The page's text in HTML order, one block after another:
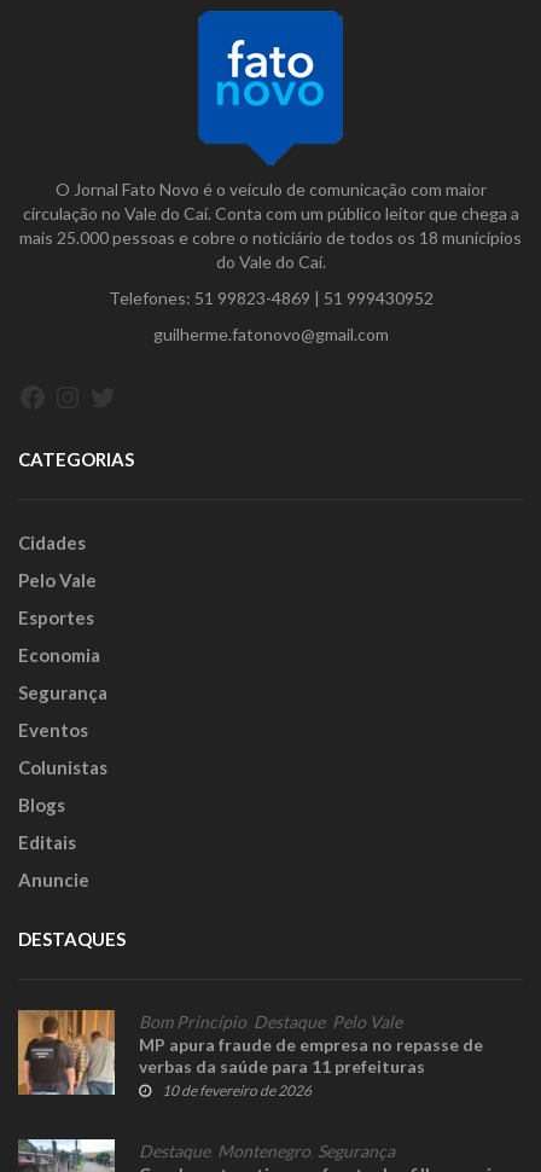
O Jornal Fato Novo é o veículo de comunicação com maior
circulação no Vale do Caí. Conta com um público leitor que chega a
mais 25.000 pessoas e cobre o noticiário de todos os 18 municípios
do Vale do Caí.
Telefones: 51 99823-4869 | 51 999430952
guilherme.fatonovo@gmail.com
CATEGORIAS
Cidades
Pelo Vale
Esportes
Economia
Segurança
Eventos
Colunistas
Blogs
Editais
Anuncie
DESTAQUES
Bom Princípio Destaque, Pelo Vale
MP apura fraude de empresa no repasse de
verbas da saúde para 11 prefeituras
10 de fevereiro de 2026
Destaque, Montenegro Segurança